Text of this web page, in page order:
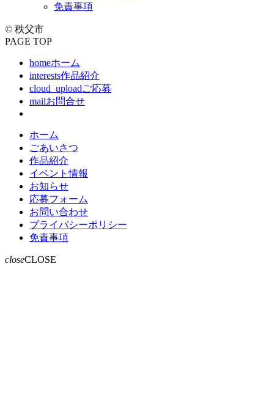
免責事項
© 秩父市
PAGE TOP
homeホーム
interests作品紹介
cloud_uploadご応募
mailお問合せ
ホーム
ごあいさつ
作品紹介
イベント情報
お知らせ
応募フォーム
お問い合わせ
プライバシーポリシー
免責事項
closeCLOSE